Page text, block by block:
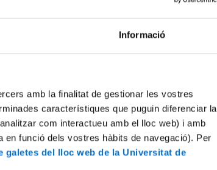
Informació
amb la finalitat de gestionar les vostres
característiques que puguin diferenciar la
com interactueu amb el lloc web) i amb
en funció dels vostres hàbits de navegació). Per
galetes del lloc web de la Universitat de